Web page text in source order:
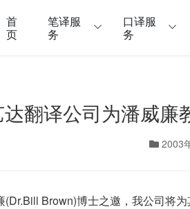
首
页
笔译服
务
口译服
务
翻译公司为潘威廉
2003
Brown)博士之邀，我公司将为